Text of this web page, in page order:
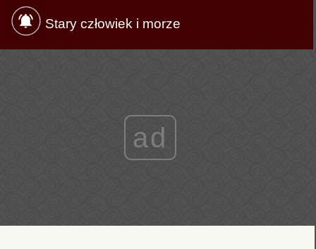
Stary człowiek i morze
ad